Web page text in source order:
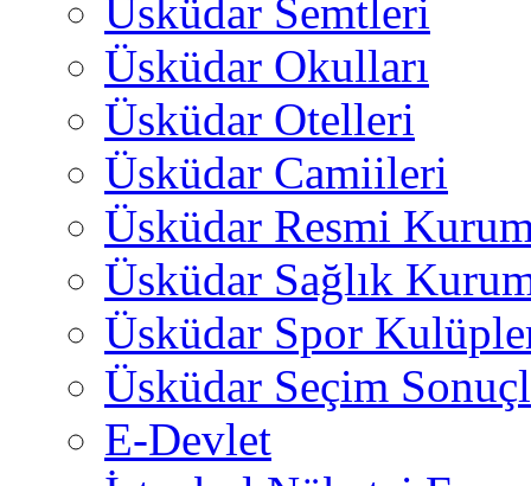
Üsküdar Semtleri
Üsküdar Okulları
Üsküdar Otelleri
Üsküdar Camiileri
Üsküdar Resmi
Üsküdar Sağlık
Üsküdar Spor
Üsküdar Seçim
E-Devlet